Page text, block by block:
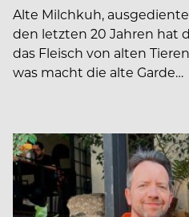
Alte Milchkuh,
den letzten 20 Jahren hat
das Fleisch von alten
was macht die alte Garde…